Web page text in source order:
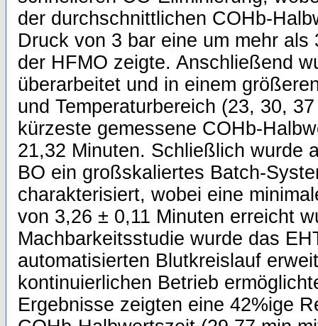
der durchschnittlichen COHb-
Druck von 3 bar eine um mehr
der HFMO zeigte. Anschließend
überarbeitet und in einem
und Temperaturbereich (23, 30,
kürzeste gemessene COHb-
21,32 Minuten. Schließlich wurde
BO ein großskaliertes Batch-
charakterisiert, wobei eine
von 3,26 ± 0,11 Minuten erreicht
Machbarkeitsstudie wurde das
automatisierten Blutkreislauf
kontinuierlichen Betrieb
Ergebnisse zeigten eine 42%ige